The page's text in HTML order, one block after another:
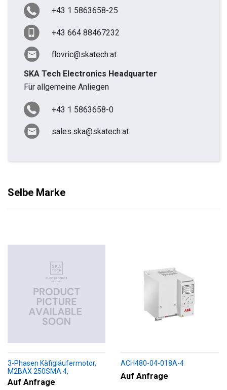
+43 1 5863658-25
+43 664 88467232
flovric@skatech.at
SKA Tech Electronics Headquarter
Für allgemeine Anliegen
+43 1 5863658-0
sales.ska@skatech.at
Selbe Marke
3-Phasen Käfigläufermotor,
M2BAX 250SMA 4,
+188+230+451+009
Auf Anfrage
ACH480-04-018A-4
Auf Anfrage